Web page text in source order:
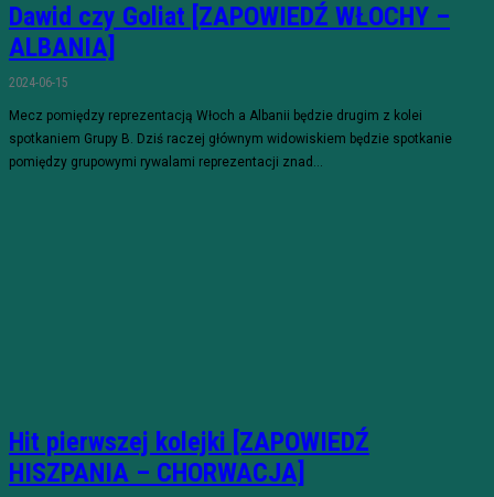
Dawid czy Goliat [ZAPOWIEDŹ WŁOCHY –
ALBANIA]
2024-06-15
Mecz pomiędzy reprezentacją Włoch a Albanii będzie drugim z kolei
spotkaniem Grupy B. Dziś raczej głównym widowiskiem będzie spotkanie
pomiędzy grupowymi rywalami reprezentacji znad...
Hit pierwszej kolejki [ZAPOWIEDŹ
HISZPANIA – CHORWACJA]